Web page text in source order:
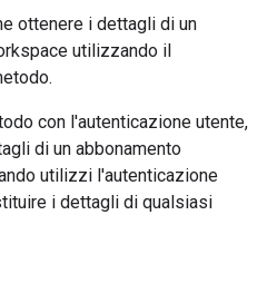
ottenere i dettagli di un
utilizzando il
con l'autenticazione utente,
di un abbonamento
utilizzi l'autenticazione
i dettagli di qualsiasi